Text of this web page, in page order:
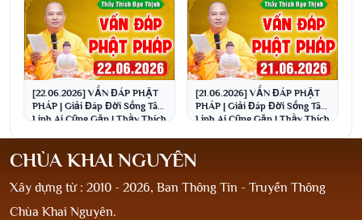
[22.06.2026] VẤN ĐÁP PHẬT
PHÁP | Giải Đáp Đời Sống Tâm
Linh Ai Cũng Gặp | Thầy Thích
[21.06.2026] VẤN ĐÁP PHẬT
PHÁP | Giải Đáp Đời Sống Tâm
Linh Ai Cũng Gặp | Thầy Thích
CHÙA KHAI NGUYÊN
Xây dựng từ : 2010 - 2026, Ban Thông Tin - Truyền Thông
Chùa Khai Nguyên.